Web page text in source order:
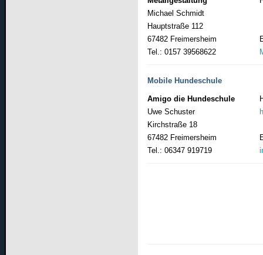
Michael Schmidt
Hauptstraße 112
67482 Freimersheim
Tel.: 0157 39568622
Mobile Hundeschule
Amigo die Hundeschule
Uwe Schuster
Kirchstraße 18
67482 Freimersheim
Tel.: 06347 919719